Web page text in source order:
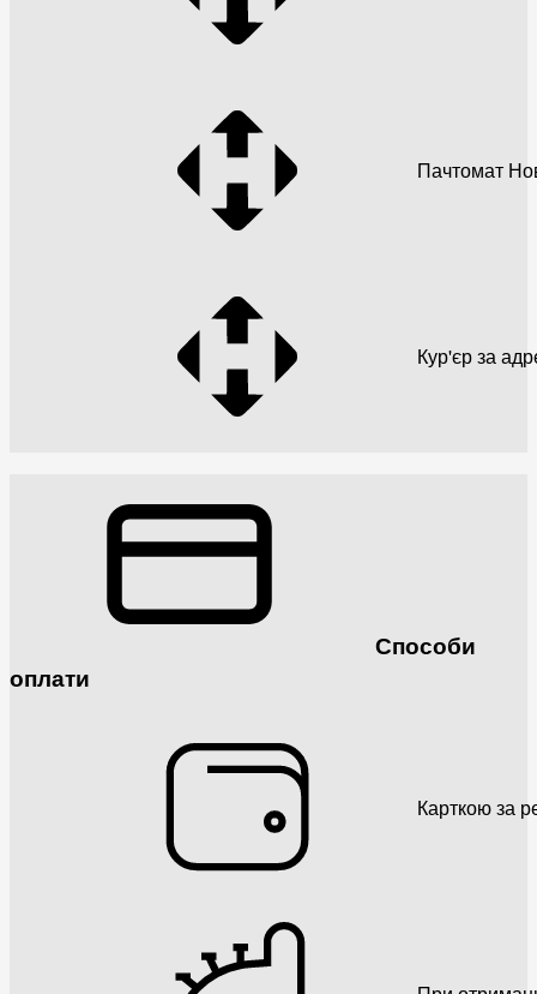
Пачтомат
Кур'єр за
Способи
оплати
Карткою за